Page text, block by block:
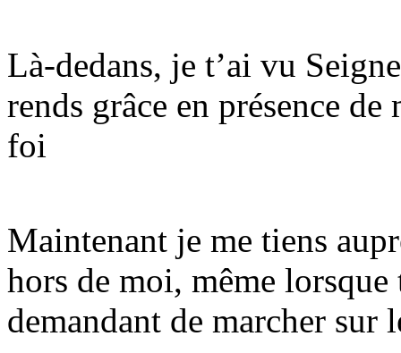
Là-dedans, je t’ai vu
rends grâce en présence
foi
Maintenant je me tiens
hors de moi, même lorsque
demandant de marcher sur